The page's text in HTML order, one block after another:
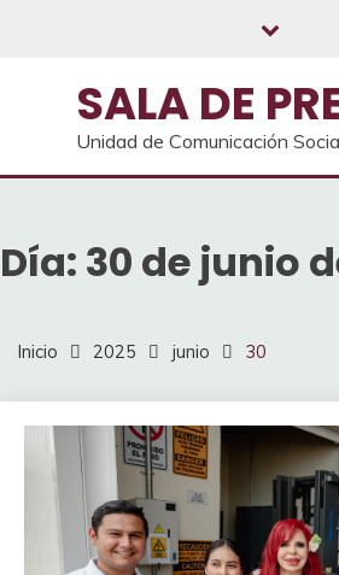
SALA DE
Unidad de Comunicación
Día: 30 de junio
Inicio 2025 junio 30